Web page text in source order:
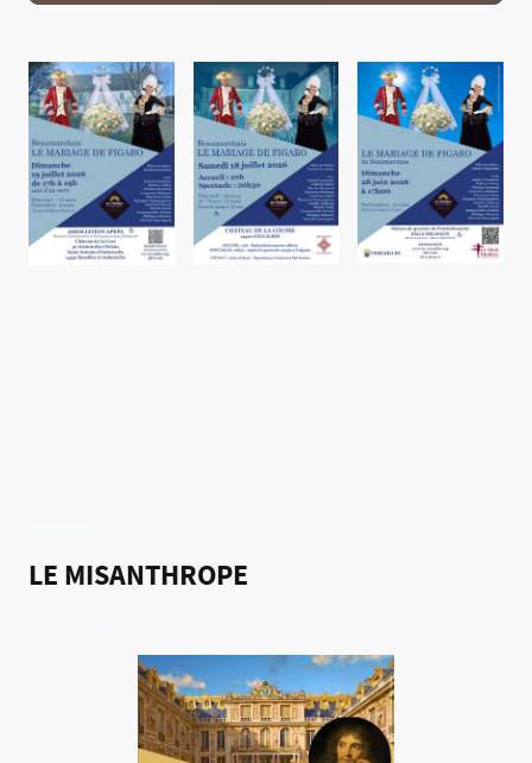
LE MISANTHROPE